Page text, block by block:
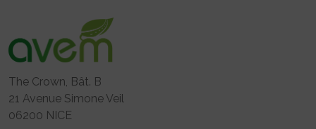
The Crown, Bât. B
21 Avenue Simone Veil
06200 NICE